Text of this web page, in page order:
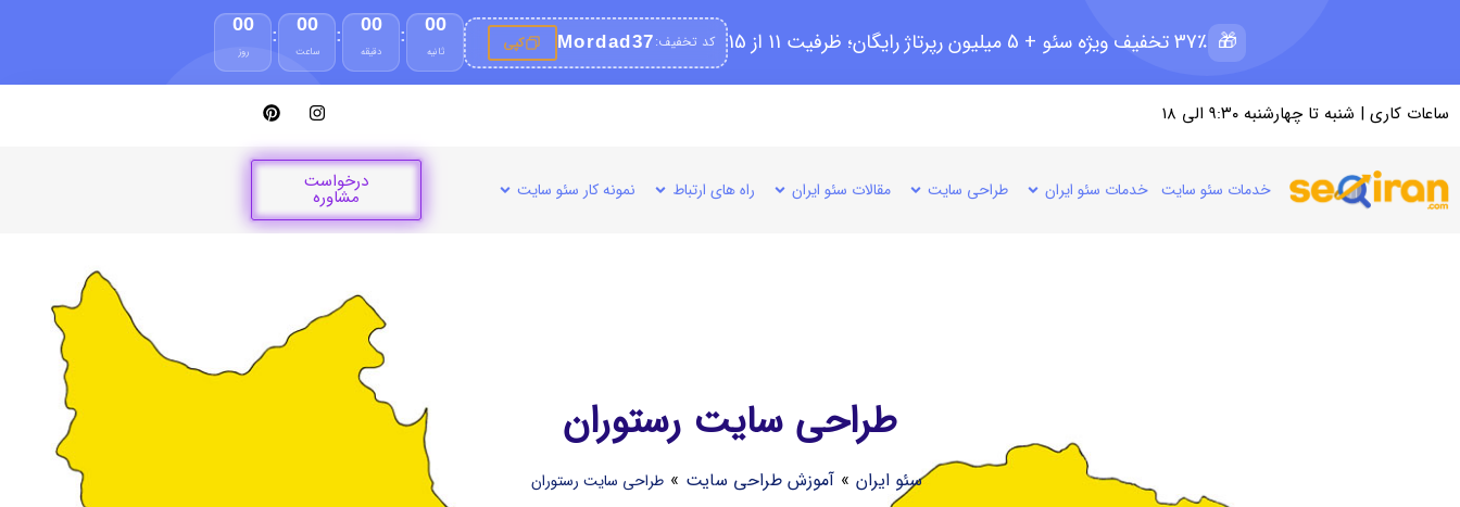
🎁 37٪ تخفیف ویژه سئو + 5 میلیون رپرتاژ رایگان؛ ظرفیت 11 از 15 کد تخفیف:Mordad37 کپی
00
روز
:
00
ساعت
:
00
دقیقه
:
00
ثانیه
ساعات کاری | شنبه تا چهارشنبه ۹:۳۰ الی ۱۸
خدمات سئو سایت خدمات سئو ایران طراحی سایت مقالات سئو ایران راه های ارتباط نمونه کار سئو سایت درخواست
مشاوره
طراحی سایت رستوران
سئو ایران » آموزش طراحی سایت » طراحی سایت رستوران